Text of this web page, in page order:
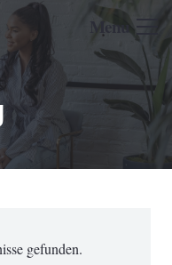
Menu
gefunden.